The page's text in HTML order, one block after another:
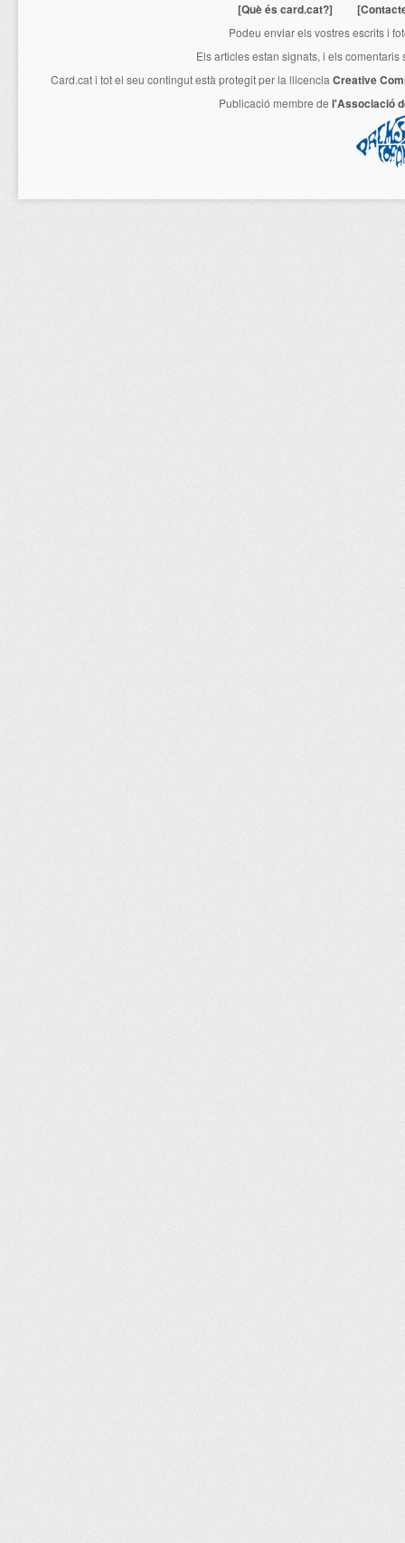
[Què és card.cat?]
Podeu enviar els vostres escrits i
Els articles estan signats, i els
Card.cati tot el seu contingut està protegit per la llicencia Creative
Publicació membre de l'Associació